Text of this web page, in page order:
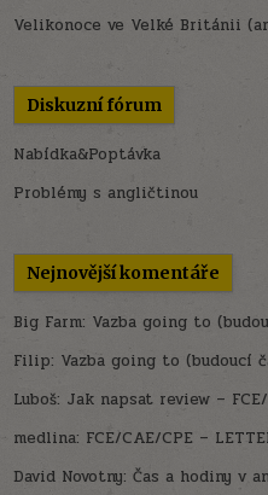
Velikonoce ve Velké Británii
Diskuzní fórum
Nabídka&Poptávka
Problémy s angličtinou
Nejnovější komentáře
Big Farm: Vazba going to
Filip: Vazba going to (budoucí
Luboš: Jak napsat review –
medlina: FCE/CAE/CPE –
David Novotny:Čas a hodiny v